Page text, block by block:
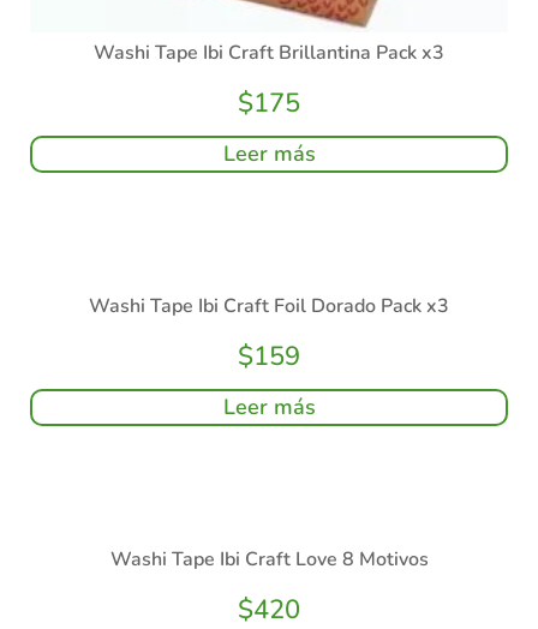
Washi Tape Ibi Craft Brillantina Pack x3
$175
Leer más
Washi Tape Ibi Craft Foil Dorado Pack x3
$159
Leer más
Washi Tape Ibi Craft Love 8 Motivos
$420